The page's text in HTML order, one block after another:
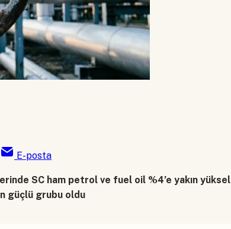
E-posta
SC ham petrol ve fuel oil %4’e yakın
güçlü grubu oldu